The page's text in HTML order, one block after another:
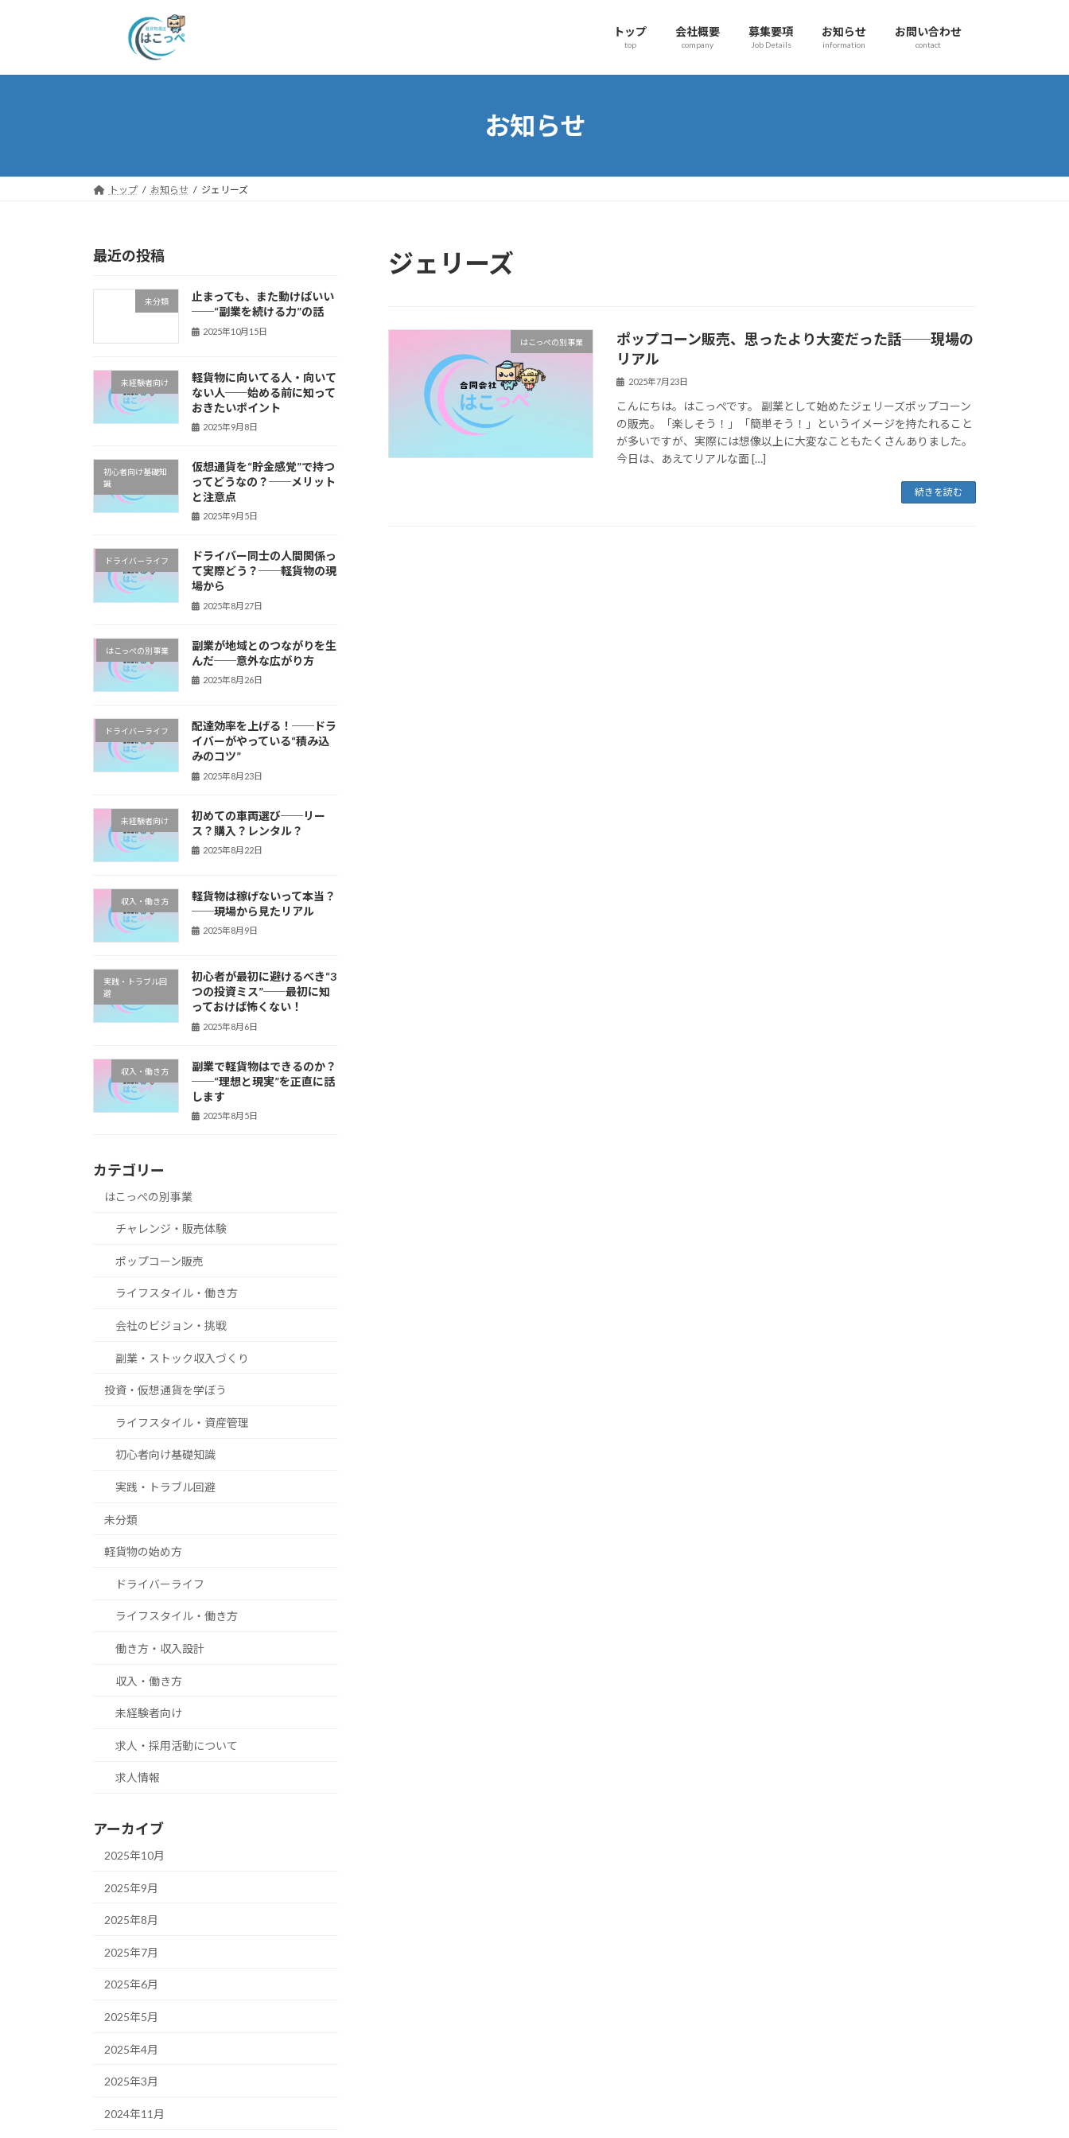
トップ
top
会社概要
company
募集要項
Job Details
お知らせ
information
お問い合わせ
contact
お知らせ
トップ お知らせ ジェリーズ
ジェリーズ
はこっぺの別事業
ポップコーン販売、思ったより大変だった話──現場の
リアル
2025年7月23日
こんにちは。はこっぺです。 副業として始めたジェリーズポップコーン
の販売。「楽しそう！」「簡単そう！」というイメージを持たれること
が多いですが、実際には想像以上に大変なこともたくさんありました。
今日は、あえてリアルな面 […]
続きを読む
最近の投稿
未分類
止まっても、また動けばいい
──“副業を続ける力”の話
2025年10月15日
未経験者向け
軽貨物に向いてる人・向いて
ない人──始める前に知って
おきたいポイント
2025年9月8日
初心者向け基礎知
識
仮想通貨を“貯金感覚”で持つ
ってどうなの？──メリット
と注意点
2025年9月5日
ドライバーライフ
ドライバー同士の人間関係っ
て実際どう？──軽貨物の現
場から
2025年8月27日
はこっぺの別事業
副業が地域とのつながりを生
んだ──意外な広がり方
2025年8月26日
ドライバーライフ
配達効率を上げる！──ドラ
イバーがやっている“積み込
みのコツ”
2025年8月23日
未経験者向け
初めての車両選び──リー
ス？購入？レンタル？
2025年8月22日
収入・働き方
軽貨物は稼げないって本当？
──現場から見たリアル
2025年8月9日
実践・トラブル回
避
初心者が最初に避けるべき“3
つの投資ミス”──最初に知
っておけば怖くない！
2025年8月6日
収入・働き方
副業で軽貨物はできるのか？
──“理想と現実”を正直に話
します
2025年8月5日
カテゴリー
はこっぺの別事業
チャレンジ・販売体験
ポップコーン販売
ライフスタイル・働き方
会社のビジョン・挑戦
副業・ストック収入づくり
投資・仮想通貨を学ぼう
ライフスタイル・資産管理
初心者向け基礎知識
実践・トラブル回避
未分類
軽貨物の始め方
ドライバーライフ
ライフスタイル・働き方
働き方・収入設計
収入・働き方
未経験者向け
求人・採用活動について
求人情報
アーカイブ
2025年10月
2025年9月
2025年8月
2025年7月
2025年6月
2025年5月
2025年4月
2025年3月
2024年11月